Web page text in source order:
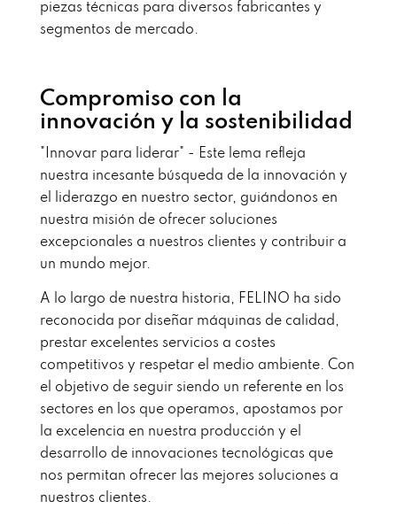
piezas técnicas para diversos fabricantes y
segmentos de mercado.
Compromiso con la
innovación y la sostenibilidad
"Innovar para liderar" - Este lema refleja
nuestra incesante búsqueda de la innovación y
el liderazgo en nuestro sector, guiándonos en
nuestra misión de ofrecer soluciones
excepcionales a nuestros clientes y contribuir a
un mundo mejor.
A lo largo de nuestra historia, FELINO ha sido
reconocida por diseñar máquinas de calidad,
prestar excelentes servicios a costes
competitivos y respetar el medio ambiente. Con
el objetivo de seguir siendo un referente en los
sectores en los que operamos, apostamos por
la excelencia en nuestra producción y el
desarrollo de innovaciones tecnológicas que
nos permitan ofrecer las mejores soluciones a
nuestros clientes.